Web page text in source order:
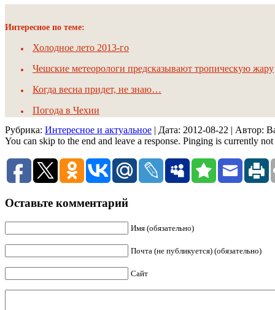
Интересное по теме:
Холодное лето 2013-го
Чешские метеорологи предсказывают тропическую жару
Когда весна придет, не знаю…
Погода в Чехии
Рубрика: Интересное и актуальное | Дата: 2012-08-22 | Автор:
You can skip to the end and leave a response. Pinging is currently
Оставьте комментарий
Имя (обязательно)
Почта (не публикуется) (обязательно)
Сайт